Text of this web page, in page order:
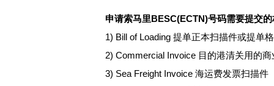
申请索马里BESC(ECTN)号码需要提交的
1) Bill of Loading 提单正本扫描件或提单
2) Commercial Invoice 目的港清关用的
3) Sea Freight Invoice 海运费发票扫描件